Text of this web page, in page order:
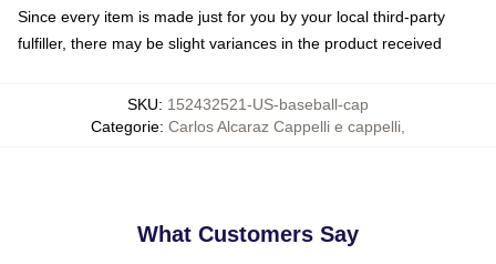
Since every item is made just for you by your local third-party
fulfiller, there may be slight variances in the product received
SKU: 152432521-US-baseball-cap
Categorie: Carlos Alcaraz Cappelli e cappelli
What Customers Say